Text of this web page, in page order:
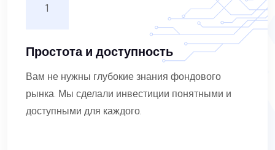
1
Простота и доступность
Вам не нужны глубокие знания фондового
рынка. Мы сделали инвестиции понятными и
доступными для каждого.